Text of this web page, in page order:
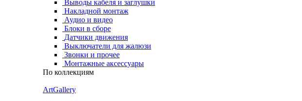
Выводы кабеля и заглушки
Накладной монтаж
Аудио и видео
Блоки в сборе
Датчики движения
Выключатели для жалюзи
Звонки и прочее
Монтажные аксессуары
По коллекциям
ArtGallery